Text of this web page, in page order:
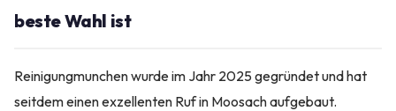
beste Wahl ist
Reinigungmunchen wurde im Jahr 2025 gegründet und hat
seitdem einen exzellenten Ruf in Moosach aufgebaut.